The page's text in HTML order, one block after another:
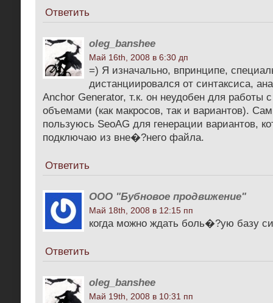
Ответить
oleg_banshee
Май 16th, 2008 в 6:30 дп
=) Я изначально, впринципе,
дистанциировался от синтаксиса,
Anchor Generator, т.к. он неудобен для
объемами (как макросов, так и вариантов).
пользуюсь SeoAG для генерации вариантов,
подключаю из вне�?него файла.
Ответить
ООО "Бубновое продвижение"
Май 18th, 2008 в 12:15 пп
когда можно ждать боль�?ую базу
Ответить
oleg_banshee
Май 19th, 2008 в 10:31 пп